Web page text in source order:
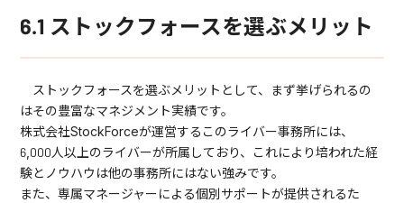
6.1 ストックフォースを選ぶメリット
ストックフォースを選ぶメリットとして、まず挙げられるの
はその豊富なマネジメント実績です。
株式会社StockForceが運営するこのライバー事務所には、
6,000人以上のライバーが所属しており、これにより培われた経
験とノウハウは他の事務所にはない強みです。
また、専属マネージャーによる個別サポートが提供されるた